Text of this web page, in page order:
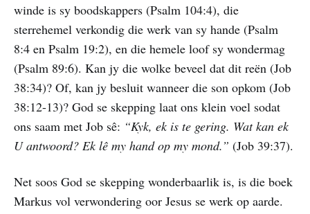
winde is sy boodskappers (Psalm 104:4), die
sterrehemel verkondig die werk van sy hande (Psalm
8:4 en Psalm 19:2), en die hemele loof sy wondermag
(Psalm 89:6). Kan jy die wolke beveel dat dit reën (Job
38:34)? Of, kan jy besluit wanneer die son opkom (Job
38:12-13)? God se skepping laat ons klein voel sodat
ons saam met Job sê: “Kyk, ek is te gering. Wat kan ek
U antwoord? Ek lê my hand op my mond.” (Job 39:37).
Net soos God se skepping wonderbaarlik is, is die boek
Markus vol verwondering oor Jesus se werk op aarde.